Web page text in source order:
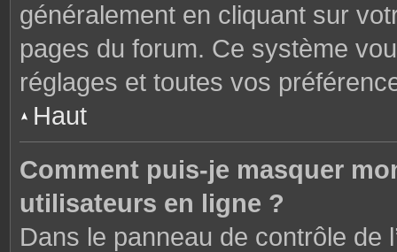
généralement en cliquant sur
pages du forum. Ce système
réglages et toutes vos
Haut
Comment puis-je masquer
utilisateurs en ligne ?
Dans le panneau de contrôle de